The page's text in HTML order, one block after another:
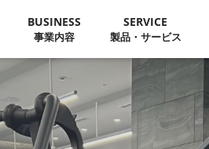
BUSINESS
事業内容
SERVICE
製品・サービス